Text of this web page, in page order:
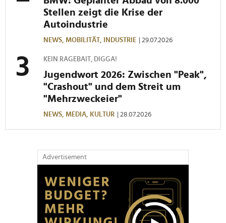
Stellen zeigt die Krise der
Autoindustrie
NEWS, MOBILITÄT, INDUSTRIE | 29.07.2026
KEIN RAGEBAIT, DIGGA!
Jugendwort 2026: Zwischen "Peak",
"Crashout" und dem Streit um
"Mehrzweckeier"
NEWS, MEDIA, KULTUR | 28.07.2026
Advertisement